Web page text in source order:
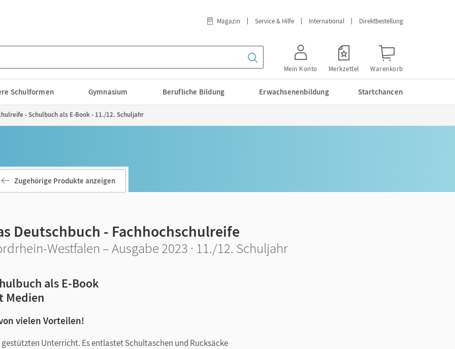
Magazin Service & Hilfe International Direktbestellung
Mein Konto Merkzettel Warenkorb
Schulformen Gymnasium Berufliche Bildung Erwachsenenbildung Startchancen
- Schulbuch als E-Book - 11./12. Schuljahr
Zugehörige Produkte anzeigen
Deutschbuch - Fachhochschulreife
Westfalen – Ausgabe 2023 · 11./12. Schuljahr
als E-Book
Medien
vielen Vorteilen!
Unterricht. Es entlastet Schultaschen und Rucksäcke